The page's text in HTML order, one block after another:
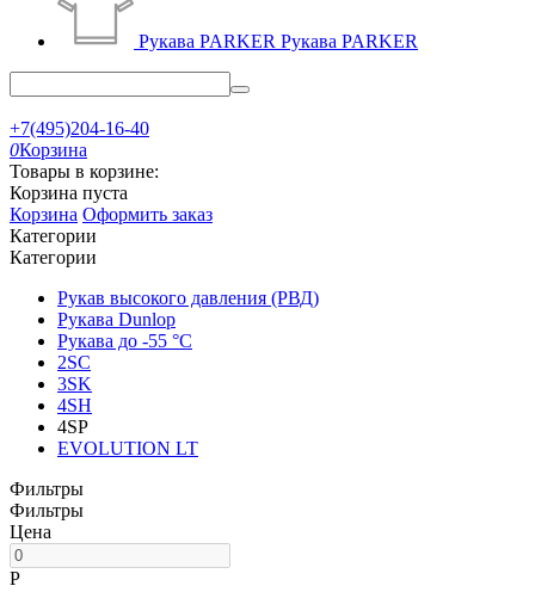
Рукава PARKER Рукава PARKER
+7(495)204-16-40
0Корзина
Товары в корзине:
Корзина пуста
Корзина Оформить заказ
Категории
Категории
Рукав высокого давления (РВД)
Рукава Dunlop
Рукава до -55 °С
2SC
3SK
4SH
4SP
EVOLUTION LT
Фильтры
Фильтры
Цена
Р